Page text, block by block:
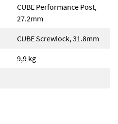
CUBE Performance Post,
27.2mm
CUBE Screwlock, 31.8mm
9,9 kg